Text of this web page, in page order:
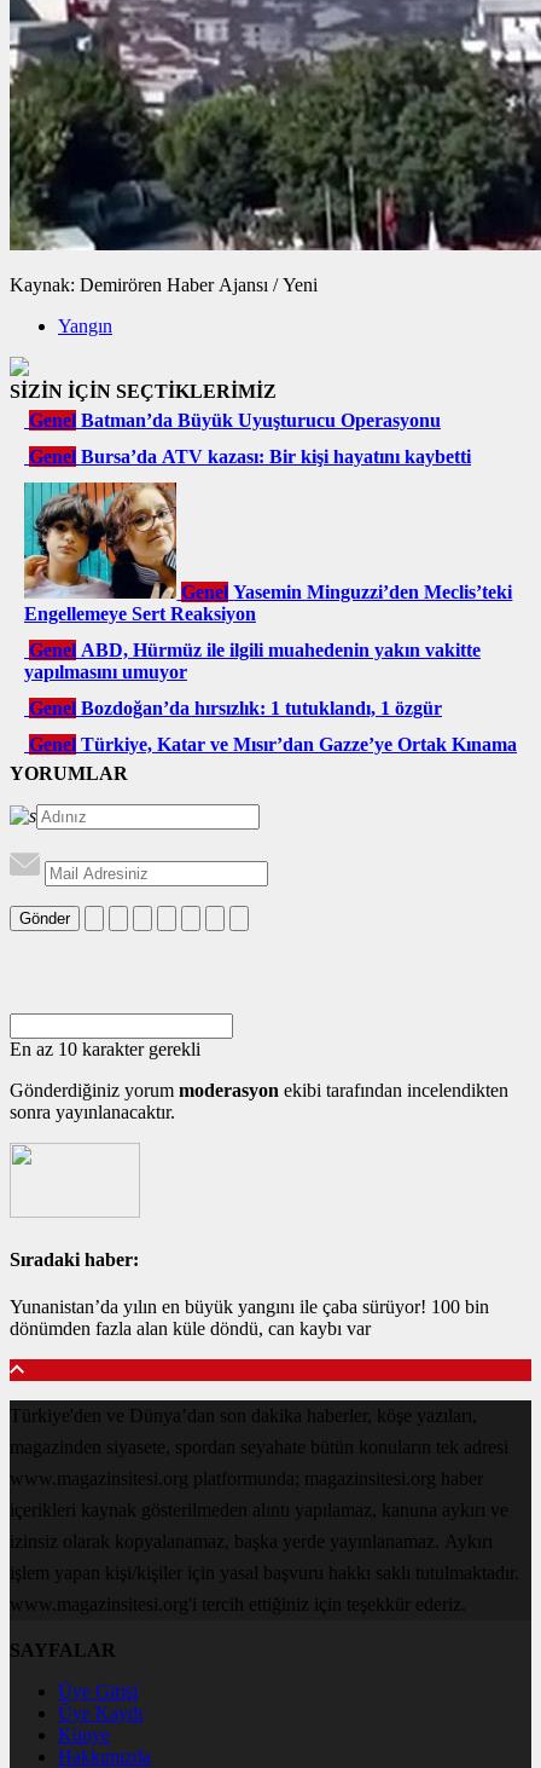
Kaynak: Demirören Haber Ajansı / Yeni
Yangın
SİZİN İÇİN SEÇTİKLERİMİZ
Genel Batman’da Büyük Uyuşturucu Operasyonu
Genel Bursa’da ATV kazası: Bir kişi hayatını kaybetti
Genel Yasemin Minguzzi’den Meclis’teki
Engellemeye Sert Reaksiyon
Genel ABD, Hürmüz ile ilgili muahedenin yakın vakitte
yapılmasını umuyor
Genel Bozdoğan’da hırsızlık: 1 tutuklandı, 1 özgür
Genel Türkiye, Katar ve Mısır’dan Gazze’ye Ortak Kınama
YORUMLAR
Gönder
En az 10 karakter gerekli
Gönderdiğiniz yorum moderasyon ekibi tarafından incelendikten
sonra yayınlanacaktır.
Sıradaki haber:
Yunanistan’da yılın en büyük yangını ile çaba sürüyor! 100 bin
dönümden fazla alan küle döndü, can kaybı var
Türkiye'den ve Dünya’dan son dakika haberler, köşe yazıları,
magazinden siyasete, spordan seyahate bütün konuların tek adresi
www.magazinsitesi.org platformunda; magazinsitesi.org haber
içerikleri kaynak gösterilmeden alıntı yapılamaz, kanuna aykırı ve
izinsiz olarak kopyalanamaz, başka yerde yayınlanamaz. Aykırı
işlem yapan kişi/kişiler için yasal başvuru hakkı saklı tutulmaktadır.
www.magazinsitesi.org'i tercih ettiğiniz için teşekkür ederiz.
SAYFALAR
Üye Girişi
Üye Kaydı
Künye
Hakkımızda